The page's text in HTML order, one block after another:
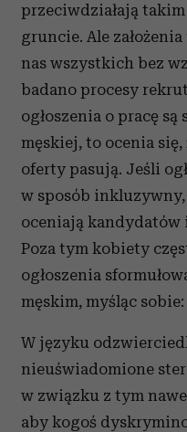
przeciwdziałają
gruncie. Ale
nas wszystkich bez
badano procesy
ogłoszenia o pracę
męskiej, to ocenia
oferty pasują. Jeśli
w sposób
oceniają kandydatów
Poza tym kobiety
ogłoszenia
męskim, myśląc sobie:
W języku
nieuświadomione
w związku z tym
aby kogoś